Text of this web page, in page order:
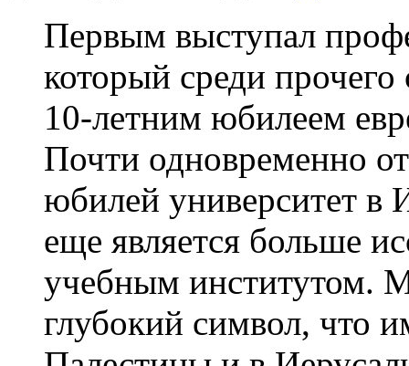
Первым выступал
который среди прочего
10-летним юбилеем
Почти одновременно
юбилей университет в
еще является больше
учебным институтом.
глубокий символ, что